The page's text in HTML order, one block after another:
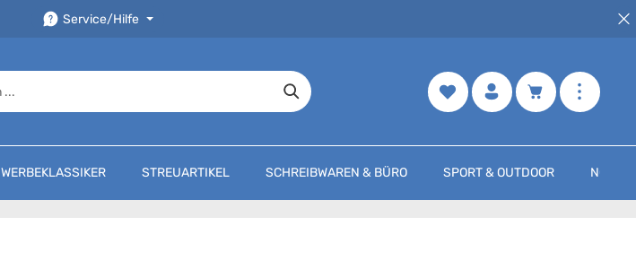
Service/Hilfe
Merkzettel Warenkorb
WERBEKLASSIKER STREUARTIKEL SCHREIBWAREN & BÜRO SPORT & OUTDOOR NOCH